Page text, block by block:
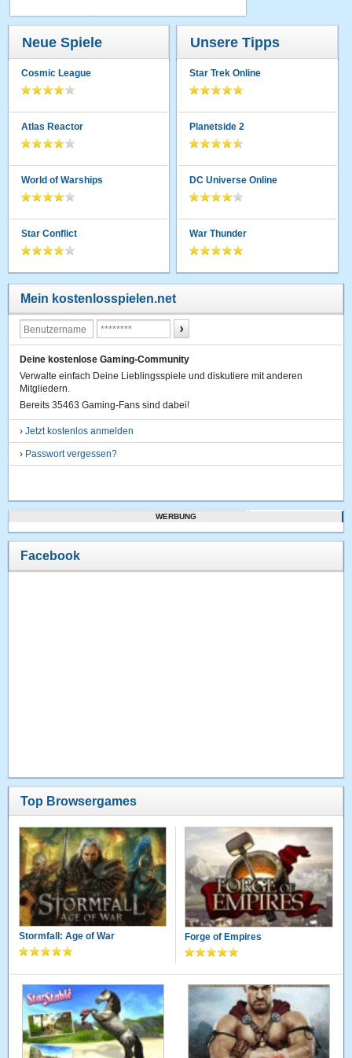
Neue Spiele
Cosmic League
Atlas Reactor
World of Warships
Star Conflict
Unsere Tipps
Star Trek Online
Planetside 2
DC Universe Online
War Thunder
Mein kostenlosspielen.net
Deine kostenlose Gaming-Community
Verwalte einfach Deine Lieblingsspiele und diskutiere mit anderen
Mitgliedern.
Bereits 35463 Gaming-Fans sind dabei!
›Jetzt kostenlos anmelden
› Passwort vergessen?
WERBUNG
Facebook
Top Browsergames
Stormfall: Age of War Forge of Empires